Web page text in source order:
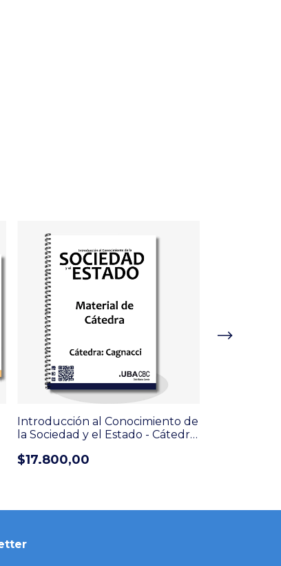
Introducción al Conocimiento de
la Sociedad y el Estado - Cátedra:
$17.800,00